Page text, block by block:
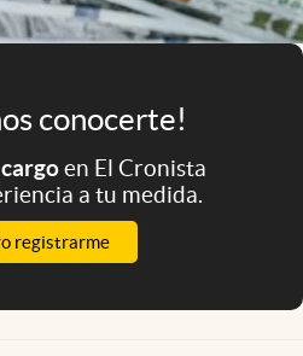
conocerte!
cargoen El Cronista
a tu medida.
registrarme